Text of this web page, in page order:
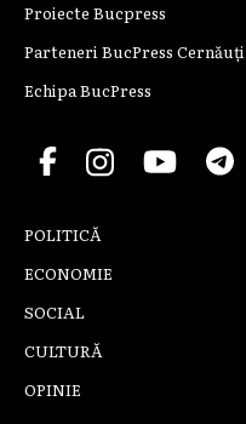
Proiecte Bucpress
Parteneri BucPress Cernăuți
Echipa BucPress
POLITICĂ
ECONOMIE
SOCIAL
CULTURĂ
OPINIE